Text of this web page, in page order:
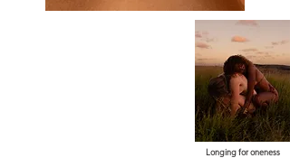
Longing for oneness